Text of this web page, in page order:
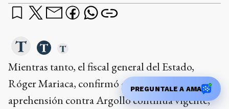
Mientras tanto, el fiscal general del Estado,
Róger Mariaca, confirmó que la orden de
aprehensión contra Argollo continúa vigente,
PREGUNTALE A AMA